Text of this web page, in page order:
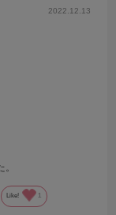
2022.12.13
Like! 1